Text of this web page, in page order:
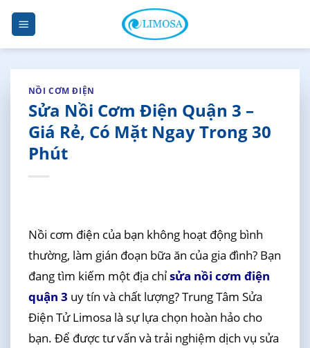
Skip
content
NỒI CƠM ĐIỆN
Sửa Nồi Cơm Điện Quận 3 –
Giá Rẻ, Có Mặt Ngay Trong 30
Phút
Nồi cơm điện của bạn không hoạt động bình
thường, làm gián đoạn bữa ăn của gia đình? Bạn
đang tìm kiếm một địa chỉsửa nồi cơm điện
quận 3 uy tín và chất lượng? Trung Tâm Sửa
Điện Tử Limosa là sự lựa chọn hoàn hảo cho
bạn. Để được tư vấn và trải nghiệm dịch vụ sửa